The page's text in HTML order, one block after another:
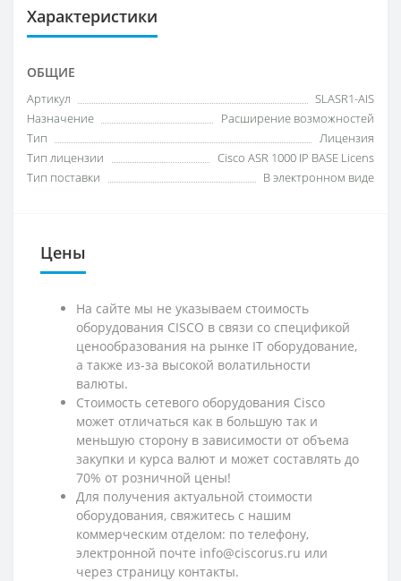
Характеристики
ОБЩИЕ
Артикул
SLASR1-AIS
Назначение
Расширение возможностей
Тип
Лицензия
Тип лицензии
Cisco ASR 1000 IP BASE Licens
Тип поставки
В электронном виде
Цены
На сайте мы не указываем стоимость
оборудования CISCO в связи со спецификой
ценообразования на рынке IT оборудование,
а также из-за высокой волатильности
валюты.
Стоимость сетевого оборудования Cisco
может отличаться как в большую так и
меньшую сторону в зависимости от объема
закупки и курса валют и может составлять до
70% от розничной цены!
Для получения актуальной стоимости
оборудования, свяжитесь с нашим
коммерческим отделом: по телефону,
электронной почте info@ciscorus.ru или
через страницу контакты.